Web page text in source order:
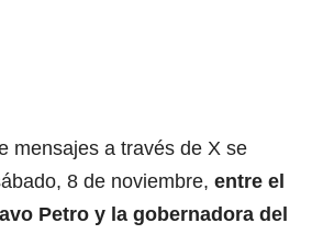
mensajes a través de X se
8 de noviembre, entre el
Petro y la gobernadora del